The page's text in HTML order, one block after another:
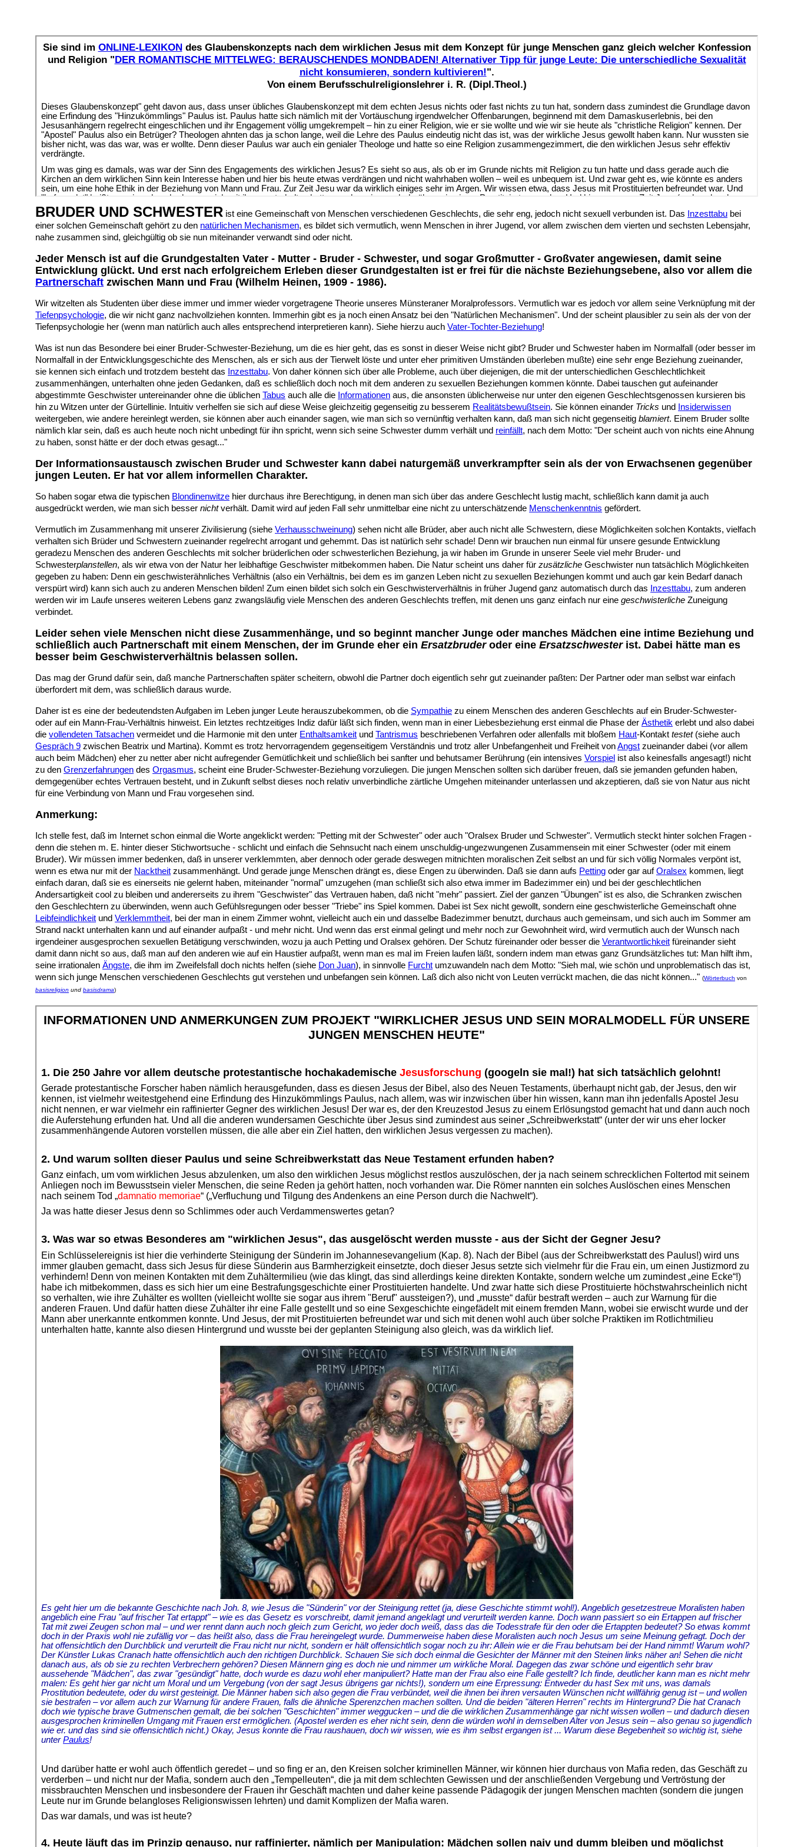
BRUDER UND SCHWESTER ist eine Gemeinschaft von Menschen verschiedenen Geschlechts, die sehr eng, jedoch nicht sexuell verbunden ist. Das Inzesttabu bei
einer solchen Gemeinschaft gehört zu den natürlichen Mechanismen, es bildet sich vermutlich, wenn Menschen in ihrer Jugend, vor allem zwischen dem vierten und sechsten Lebensjahr,
nahe zusammen sind, gleichgültig ob sie nun miteinander verwandt sind oder nicht.
Jeder Mensch ist auf die Grundgestalten Vater - Mutter - Bruder - Schwester, und sogar Großmutter - Großvater angewiesen, damit seine
Entwicklung glückt. Und erst nach erfolgreichem Erleben dieser Grundgestalten ist er frei für die nächste Beziehungsebene, also vor allem die
Partnerschaft zwischen Mann und Frau (Wilhelm Heinen, 1909 - 1986).
Wir witzelten als Studenten über diese immer und immer wieder vorgetragene Theorie unseres Münsteraner Moralprofessors. Vermutlich war es jedoch vor allem seine Verknüpfung mit der
Tiefenpsychologie, die wir nicht ganz nachvollziehen konnten. Immerhin gibt es ja noch einen Ansatz bei den "Natürlichen Mechanismen". Und der scheint plausibler zu sein als der von der
Tiefenpsychologie her (wenn man natürlich auch alles entsprechend interpretieren kann). Siehe hierzu auch Vater-Tochter-Beziehung!
Was ist nun das Besondere bei einer Bruder-Schwester-Beziehung, um die es hier geht, das es sonst in dieser Weise nicht gibt? Bruder und Schwester haben im Normalfall (oder besser im
Normalfall in der Entwicklungsgeschichte des Menschen, als er sich aus der Tierwelt löste und unter eher primitiven Umständen überleben mußte) eine sehr enge Beziehung zueinander,
sie kennen sich einfach und trotzdem besteht das
Inzesttabu. Von daher können sich über alle Probleme, auch über diejenigen, die mit der unterschiedlichen Geschlechtlichkeit
zusammenhängen, unterhalten ohne jeden Gedanken, daß es schließlich doch noch mit dem anderen zu sexuellen Beziehungen kommen könnte. Dabei tauschen gut aufeinander
abgestimmte Geschwister untereinander ohne die üblichen Tabus auch alle die Informationen aus, die ansonsten üblicherweise nur unter den eigenen Geschlechtsgenossen kursieren bis
hin zu Witzen unter der Gürtellinie. Intuitiv verhelfen sie sich auf diese Weise gleichzeitig gegenseitig zu besserem Realitätsbewußtsein. Sie können einander Tricks und
Insiderwissen
weitergeben, wie andere hereinlegt werden, sie können aber auch einander sagen, wie man sich so vernünftig verhalten kann, daß man sich nicht gegenseitig blamiert. Einem Bruder sollte
nämlich klar sein, daß es auch heute noch nicht unbedingt für ihn spricht, wenn sich seine Schwester dumm verhält und reinfällt, nach dem Motto: "Der scheint auch von nichts eine Ahnung
zu haben, sonst hätte er der doch etwas gesagt..."
Der Informationsaustausch zwischen Bruder und Schwester kann dabei naturgemäß unverkrampfter sein als der von Erwachsenen gegenüber
jungen Leuten. Er hat vor allem informellen Charakter.
So haben sogar etwa die typischen Blondinenwitze hier durchaus ihre Berechtigung, in denen man sich über das andere Geschlecht lustig macht, schließlich kann damit ja auch
ausgedrückt werden, wie man sich besser nichtverhält. Damit wird auf jeden Fall sehr unmittelbar eine nicht zu unterschätzende Menschenkenntnis gefördert.
Vermutlich im Zusammenhang mit unserer Zivilisierung (siehe Verhausschweinung) sehen nicht alle Brüder, aber auch nicht alle Schwestern, diese Möglichkeiten solchen Kontakts, vielfach
verhalten sich Brüder und Schwestern zueinander regelrecht arrogant und gehemmt. Das ist natürlich sehr schade! Denn wir brauchen nun einmal für unsere gesunde Entwicklung
geradezu Menschen des anderen Geschlechts mit solcher brüderlichen oder schwesterlichen Beziehung, ja wir haben im Grunde in unserer Seele viel mehr Bruder- und
Schwesterplanstellen, als wir etwa von der Natur her leibhaftige Geschwister mitbekommen haben. Die Natur scheint uns daher für zusätzliche Geschwister nun tatsächlich Möglichkeiten
gegeben zu haben: Denn ein geschwisterähnliches Verhältnis (also ein Verhältnis, bei dem es im ganzen Leben nicht zu sexuellen Beziehungen kommt und auch gar kein Bedarf danach
verspürt wird) kann sich auch zu anderen Menschen bilden! Zum einen bildet sich solch ein Geschwisterverhältnis in früher Jugend ganz automatisch durch das
Inzesttabu, zum anderen
werden wir im Laufe unseres weiteren Lebens ganz zwangsläufig viele Menschen des anderen Geschlechts treffen, mit denen uns ganz einfach nur eine geschwisterliche Zuneigung
verbindet.
Leider sehen viele Menschen nicht diese Zusammenhänge, und so beginnt mancher Junge oder manches Mädchen eine intime Beziehung und
schließlich auch Partnerschaft mit einem Menschen, der im Grunde eher ein Ersatzbruderoder eine Ersatzschwesterist. Dabei hätte man es
besser beim Geschwisterverhältnis belassen sollen.
Das mag der Grund dafür sein, daß manche Partnerschaften später scheitern, obwohl die Partner doch eigentlich sehr gut zueinander paßten: Der Partner oder man selbst war einfach
überfordert mit dem, was schließlich daraus wurde.
Daher ist es eine der bedeutendsten Aufgaben im Leben junger Leute herauszubekommen, ob die Sympathie zu einem Menschen des anderen Geschlechts auf ein Bruder-Schwester-
oder auf ein Mann-Frau-Verhältnis hinweist. Ein letztes rechtzeitiges Indiz dafür läßt sich finden, wenn man in einer Liebesbeziehung erst einmal die Phase der Ästhetik erlebt und also dabei
die vollendeten Tatsachen vermeidet und die Harmonie mit den unter Enthaltsamkeit und Tantrismus beschriebenen Verfahren oder allenfalls mit bloßem Haut-Kontakt testet(siehe auch
Gespräch 9 zwischen Beatrix und Martina). Kommt es trotz hervorragendem gegenseitigem Verständnis und trotz aller Unbefangenheit und Freiheit vonAngst zueinander dabei (vor allem
auch beim Mädchen) eher zu netter aber nicht aufregender Gemütlichkeit und schließlich bei sanfter und behutsamer Berührung (ein intensives Vorspiel ist also keinesfalls angesagt!) nicht
zu den Grenzerfahrungen des Orgasmus, scheint eine Bruder-Schwester-Beziehung vorzuliegen. Die jungen Menschen sollten sich darüber freuen, daß sie jemanden gefunden haben,
demgegenüber echtes Vertrauen besteht, und in Zukunft selbst dieses noch relativ unverbindliche zärtliche Umgehen miteinander unterlassen und akzeptieren, daß sie von Natur aus nicht
für eine Verbindung von Mann und Frau vorgesehen sind.
Anmerkung:
Ich stelle fest, daß im Internet schon einmal die Worte angeklickt werden: "Petting mit der Schwester" oder auch "Oralsex Bruder und Schwester". Vermutlich steckt hinter solchen Fragen -
denn die stehen m. E. hinter dieser Stichwortsuche - schlicht und einfach die Sehnsucht nach einem unschuldig-ungezwungenen Zusammensein mit einer Schwester (oder mit einem
Bruder). Wir müssen immer bedenken, daß in unserer verklemmten, aber dennoch oder gerade deswegen mitnichten moralischen Zeit selbst an und für sich völlig Normales verpönt ist,
wenn es etwa nur mit der Nacktheit zusammenhängt. Und gerade junge Menschen drängt es, diese Engen zu überwinden. Daß sie dann aufs Petting oder gar aufOralsex kommen, liegt
einfach daran, daß sie es einerseits nie gelernt haben, miteinander "normal" umzugehen (man schließt sich also etwa immer im Badezimmer ein) und bei der geschlechtlichen
Andersartigkeit cool zu bleiben und andererseits zu ihrem "Geschwister" das Vertrauen haben, daß nicht "mehr" passiert. Ziel der ganzen "Übungen" ist es also, die Schranken zwischen
den Geschlechtern zu überwinden, wenn auch Gefühlsregungen oder besser "Triebe" ins Spiel kommen. Dabei ist Sex nicht gewollt, sondern eine geschwisterliche Gemeinschaft ohne
Leibfeindlichkeit und Verklemmtheit, bei der man in einem Zimmer wohnt, vielleicht auch ein und dasselbe Badezimmer benutzt, durchaus auch gemeinsam, und sich auch im Sommer am
Strand nackt unterhalten kann und auf einander aufpaßt - und mehr nicht. Und wenn das erst einmal gelingt und mehr noch zur Gewohnheit wird, wird vermutlich auch der Wunsch nach
irgendeiner ausgesprochen sexuellen Betätigung verschwinden, wozu ja auch Petting und Oralsex gehören. Der Schutz füreinander oder besser die Verantwortlichkeit füreinander sieht
damit dann nicht so aus, daß man auf den anderen wie auf ein Haustier aufpaßt, wenn man es mal im Freien laufen läßt, sondern indem man etwas ganz Grundsätzliches tut: Man hilft ihm,
seine irrationalen Ängste, die ihm im Zweifelsfall doch nichts helfen (siehe Don Juan), in sinnvolle Furcht umzuwandeln nach dem Motto: "Sieh mal, wie schön und unproblematisch das ist,
wenn sich junge Menschen verschiedenen Geschlechts gut verstehen und unbefangen sein können. Laß dich also nicht von Leuten verrückt machen, die das nicht können..." (Wörterbuch von
basisreligion und basisdrama)